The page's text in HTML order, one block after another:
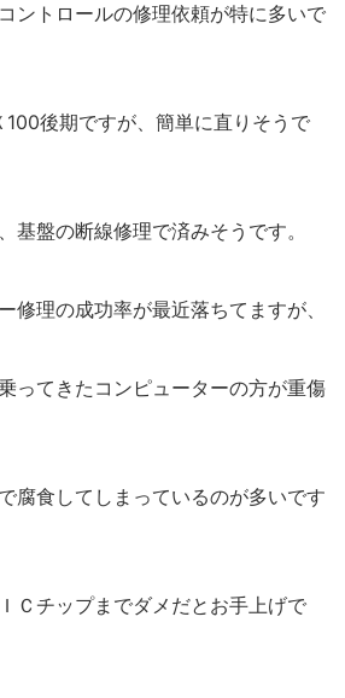
ントロールの修理依頼が特に多いで
後期ですが、簡単に直りそうで
基盤の断線修理で済みそうです。
修理の成功率が最近落ちてますが、
ってきたコンピューターの方が重傷
腐食してしまっているのが多いです
Ｃチップまでダメだとお手上げで